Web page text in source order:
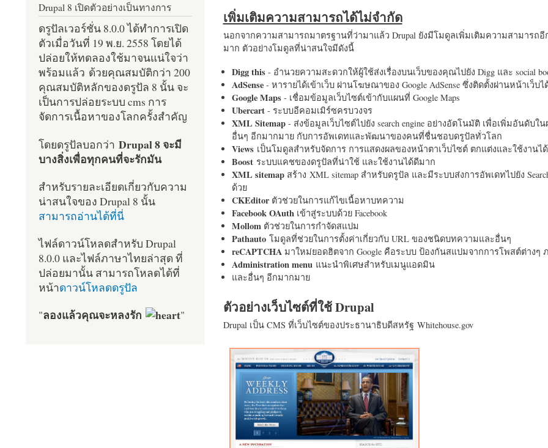
เพิ่มเติมความสามารถได้ไม่จำกัด
นอกจากความสามารถมาตรฐานที่ว่ามาแล้ว Drupal ยังมีโมดูลเพิ่มเติมความสามารถอี
มาก ตัวอย่างโมดูลที่น่าสนใจมีดังนี้
Digg this- อำนวยความสะดวกให้ผู้ใช้ส่งเรื่องบนเว็บของคุณไปยัง Digg และ social
AdSense- หารายได้เข้าเว็บ ผ่านโฆษณาของ Google AdSense ซึ่งติดตั้งผ่านหน้าเว็บไ
Google Maps- เชื่อมข้อมูลเว็บไซต์เข้ากับแผนที่ Google Maps
Ubercart- ระบบอีคอมเมิร์ซครบวงจร
XML Sitemap- ส่งข้อมูลเว็บไซต์ไปยัง search engine อย่างอัตโนมัติ เพื่อเพิ่มอันดับใ
อื่นๆ อีกมากมาย กับการอัพเดทและพัฒนาของคนที่ชื่นชอบดรูปัลทั่วโลก
Views เป็นโมดูลสำหรับจัดการ การแสดงผลของหน้าตาเว็บไซต์ ตกแต่งและใช้งานไ
Boost ระบบแคชของดรูปัลที่น่าใช้ และใช้งานได้ดีมาก
XML sitemapสร้าง XML sitemap สำหรับดรูปัล และมีระบบส่งการอัพเดทไปยัง
ด้วย
CKEditorตัวช่วยในการแก้ไขเนื้อหาบทความ
Facebook OAuth เข้าสู่ระบบด้วย Facebook
Mollom ตัวช่วยในการกำจัดสแปม
Pathautoโมดูลที่ช่วยในการตั้งค่าเกี่ยวกับ URL ของชนิดบทความและอื่นๆ
reCAPTCHA มาใหม่ยอดฮิตจาก Google คือระบบ ป้องกันสแปมจากการโพสต์ต่างๆ
Administration menu แนะนำพิเศษสำหรับเมนูแอดมิน
และอื่นๆ อีกมากมาย
ตัวอย่างเว็บไซต์ที่ใช้ Drupal
Drupal เป็น CMS ที่เว็บไซต์ของประธานาธิบดีสหรัฐ Whitehouse.gov
Drupal 8 เปิดตัวอย่างเป็นทางการ
ดรูปัลเวอร์ชั่น 8.0.0 ได้ทำการเปิด
ตัวเมื่อวันที่ 19 พ.ย. 2558 โดยได้
ปล่อยให้ทดลองใช้มาจนแน่ใจว่า
พร้อมแล้ว ด้วยคุณสมบัติกว่า 200
คุณสมบัติหลักของดรูปัล 8 นั้น จะ
เป็นการปล่อยระบบ cms การ
จัดการเนื้อหาของโลกครั้งสำคัญ
โดยดรูปัลบอกว่า Drupal 8 จะมี
บางสิ่งเพื่อทุกคนที่จะรักมัน
สำหรับรายละเอียดเกี่ยวกับความ
น่าสนใจของ Drupal 8 นั้น
สามารถอ่านได้ที่นี่
ไฟล์ดาวน์โหลดสำหรับ Drupal
8.0.0 และไฟล์ภาษาไทยล่าสุด ที่
ปล่อยมานั้น สามารถโหลดได้ที่
หน้าดาวน์โหลดดรูปัล
"ลองแล้วคุณจะหลงรัก "